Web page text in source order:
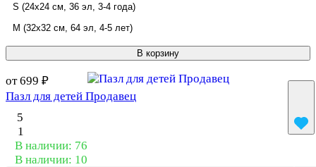
В корзину
S (24x24 см, 36 эл, 3-4 года)
M (32x32 см, 64 эл, 4-5 лет)
от 699 ₽
Пазл для детей Продавец
5
1
В наличии: 76
В наличии: 10